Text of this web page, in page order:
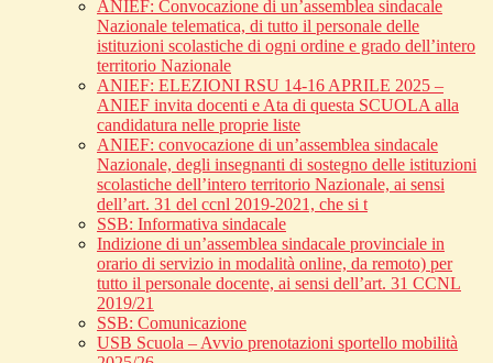
ANIEF: Convocazione di un’assemblea sindacale
Nazionale telematica, di tutto il personale delle
istituzioni scolastiche di ogni ordine e grado dell’intero
territorio Nazionale
ANIEF: ELEZIONI RSU 14-16 APRILE 2025 –
ANIEF invita docenti e Ata di questa SCUOLA alla
candidatura nelle proprie liste
ANIEF: convocazione di un’assemblea sindacale
Nazionale, degli insegnanti di sostegno delle istituzioni
scolastiche dell’intero territorio Nazionale, ai sensi
dell’art. 31 del ccnl 2019-2021, che si t
SSB: Informativa sindacale
Indizione di un’assemblea sindacale provinciale in
orario di servizio in modalità online, da remoto) per
tutto il personale docente, ai sensi dell’art. 31 CCNL
2019/21
SSB: Comunicazione
USB Scuola – Avvio prenotazioni sportello mobilità